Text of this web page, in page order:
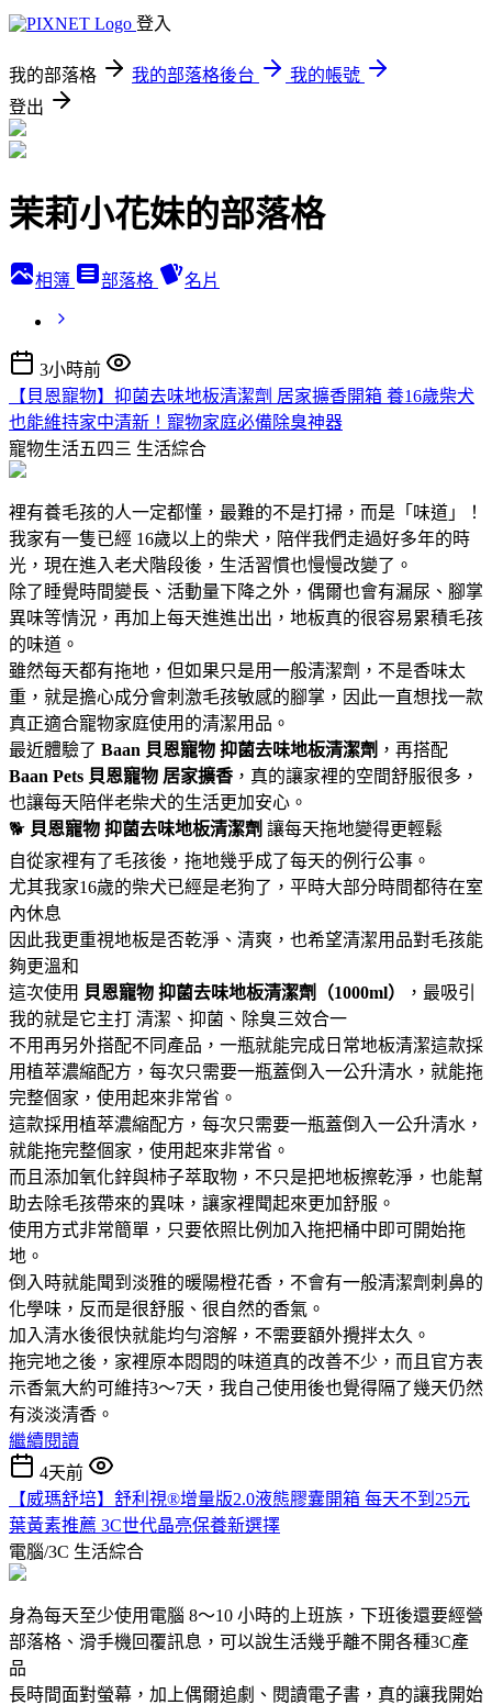
登入
我的部落格 我的部落格後台
我的帳號
登出
茉莉小花妹的部落格
相簿 部落格 名片
3小時前
【貝恩寵物】抑菌去味地板清潔劑 居家擴香開箱 養16歲柴犬
也能維持家中清新！寵物家庭必備除臭神器
寵物生活五四三 生活綜合
裡有養毛孩的人一定都懂，最難的不是打掃，而是「味道」！
我家有一隻已經 16歲以上的柴犬，陪伴我們走過好多年的時
光，現在進入老犬階段後，生活習慣也慢慢改變了。
除了睡覺時間變長、活動量下降之外，偶爾也會有漏尿、腳掌
異味等情況，再加上每天進進出出，地板真的很容易累積毛孩
的味道。
雖然每天都有拖地，但如果只是用一般清潔劑，不是香味太
重，就是擔心成分會刺激毛孩敏感的腳掌，因此一直想找一款
真正適合寵物家庭使用的清潔用品。
最近體驗了 Baan 貝恩寵物 抑菌去味地板清潔劑 ，再搭配
Baan Pets 貝恩寵物 居家擴香 ，真的讓家裡的空間舒服很多，
也讓每天陪伴老柴犬的生活更加安心。
🐕 貝恩寵物 抑菌去味地板清潔劑 讓每天拖地變得更輕鬆
自從家裡有了毛孩後，拖地幾乎成了每天的例行公事。
尤其我家16歲的柴犬已經是老狗了，平時大部分時間都待在室
內休息
因此我更重視地板是否乾淨、清爽，也希望清潔用品對毛孩能
夠更溫和
這次使用 貝恩寵物 抑菌去味地板清潔劑（1000ml）
，最吸引
我的就是它主打 清潔、抑菌、除臭三效合一
不用再另外搭配不同產品，一瓶就能完成日常地板清潔這款採
用植萃濃縮配方，每次只需要一瓶蓋倒入一公升清水，就能拖
完整個家，使用起來非常省。
這款採用植萃濃縮配方，每次只需要一瓶蓋倒入一公升清水，
就能拖完整個家，使用起來非常省。
而且添加氧化鋅與柿子萃取物，不只是把地板擦乾淨，也能幫
助去除毛孩帶來的異味，讓家裡聞起來更加舒服。
使用方式非常簡單，只要依照比例加入拖把桶中即可開始拖
地。
倒入時就能聞到淡雅的暖陽橙花香，不會有一般清潔劑刺鼻的
化學味，反而是很舒服、很自然的香氣。
加入清水後很快就能均勻溶解，不需要額外攪拌太久。
拖完地之後，家裡原本悶悶的味道真的改善不少，而且官方表
示香氣大約可維持3～7天，我自己使用後也覺得隔了幾天仍然
有淡淡清香。
繼續閱讀
4天前
【威瑪舒培】舒利視®增量版2.0液態膠囊開箱 每天不到25元
葉黃素推薦 3C世代晶亮保養新選擇
電腦/3C 生活綜合
身為每天至少使用電腦 8～10 小時的上班族，下班後還要經營
部落格、滑手機回覆訊息，可以說生活幾乎離不開各種3C產
品
長時間面對螢幕，加上偶爾追劇、閱讀電子書，真的讓我開始